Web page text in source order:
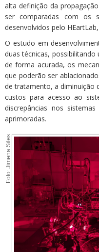
alta definição da
ser comparadas com os
desenvolvidos pelo
O estudo em
duas técnicas,
de forma acurada, os
que poderão ser
de tratamento, a diminuição
custos para acesso ao
discrepâncias nos
aprimoradas.
Foto: Jimena Siles